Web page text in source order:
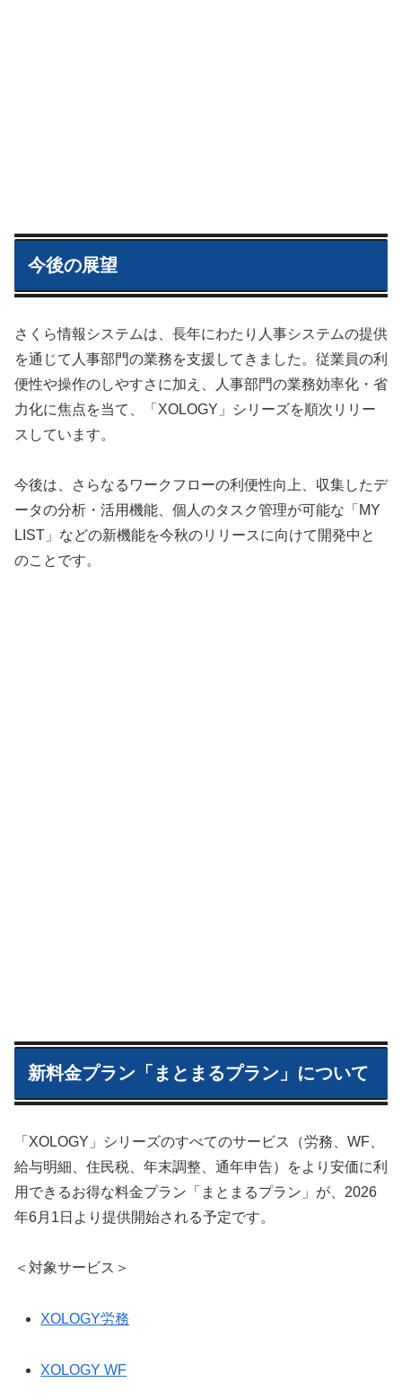
今後の展望
さくら情報システムは、長年にわたり人事システムの提供
を通じて人事部門の業務を支援してきました。従業員の利
便性や操作のしやすさに加え、人事部門の業務効率化・省
力化に焦点を当て、「XOLOGY」シリーズを順次リリー
スしています。
今後は、さらなるワークフローの利便性向上、収集したデ
ータの分析・活用機能、個人のタスク管理が可能な「MY
LIST」などの新機能を今秋のリリースに向けて開発中と
のことです。
新料金プラン「まとまるプラン」について
「XOLOGY」シリーズのすべてのサービス（労務、WF、
給与明細、住民税、年末調整、通年申告）をより安価に利
用できるお得な料金プラン「まとまるプラン」が、2026
年6月1日より提供開始される予定です。
＜対象サービス＞
XOLOGY労務
XOLOGY WF